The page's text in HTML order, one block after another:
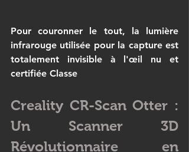
Pour couronner le tout, la lumière
infrarouge utilisée pour la capture est
totalement invisible à l'œil nu et
certifiée Classe
Creality CR-Scan Otter :
Un Scanner 3D
Révolutionnaire en